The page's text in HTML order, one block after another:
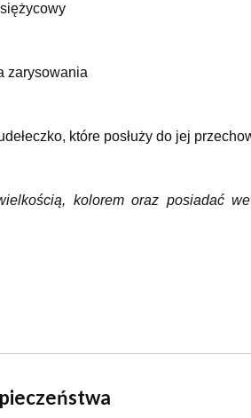
zarysowania
które posłuży do jej
kolorem oraz posiadać